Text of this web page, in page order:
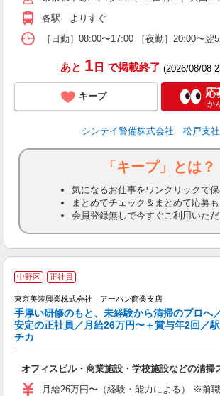
各駅 よりすぐ
［日勤］08:00〜17:00 ［夜勤］20:00〜
あと 1日 で掲載終了 (2026/08/08
キープ 応
か
シンテイ警備株式会社 松戸支社
「キープ」とは？
気になるお仕事をワンクリックで
まとめてチェック＆まとめて応募
会員登録無しで今すぐご利用いた
中野区 正社員
東京美装興業株式会社 アーバン商業支店
手厚い研修のもと、未経験から清掃のプロへ
安定の正社員／月給26万円〜＋賞与年2回／駅
チカ
オフィスビル・商業施設・学校施設などの清掃
月給26万円〜（経験・能力による） ※前